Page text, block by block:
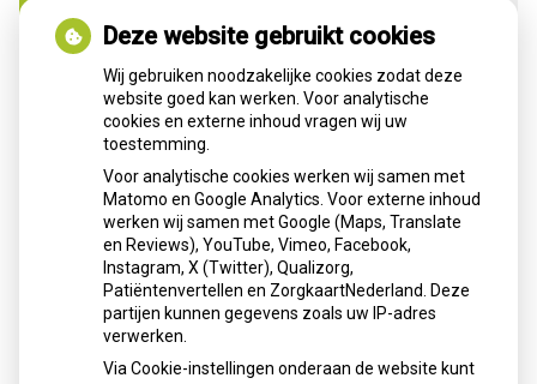
kind, vader of moeder?
Ik ben van apotheek gewisseld, wat nu?
Foutmelding
Ik krijg een foutmelding, wat nu?
De app werkt niet, wat nu?
Deze website gebruikt cookies
Wij gebruiken noodzakelijke cookies zodat deze
website goed kan werken. Voor analytische
cookies en externe inhoud vragen wij uw
toestemming.
Voor analytische cookies werken wij samen met
Matomo en Google Analytics. Voor externe inhoud
werken wij samen met Google (Maps, Translate
en Reviews), YouTube, Vimeo, Facebook,
Instagram, X (Twitter), Qualizorg,
Patiëntenvertellen en ZorgkaartNederland. Deze
partijen kunnen gegevens zoals uw IP-adres
verwerken.
Via Cookie-instellingen onderaan de website kunt